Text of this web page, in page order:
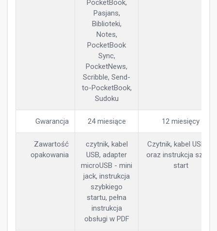
PocketBook,
Pasjans,
Biblioteki,
Notes,
PocketBook
Sync,
PocketNews,
Scribble, Send-
to-PocketBook,
Sudoku
Gwarancja 24 miesiące 12 miesięcy
Zawartość
opakowania
czytnik, kabel
USB, adapter
microUSB - mini
jack, instrukcja
szybkiego
startu, pełna
instrukcja
obsługi w PDF
Czytnik, kabel USB-C,
oraz instrukcja szybki
start